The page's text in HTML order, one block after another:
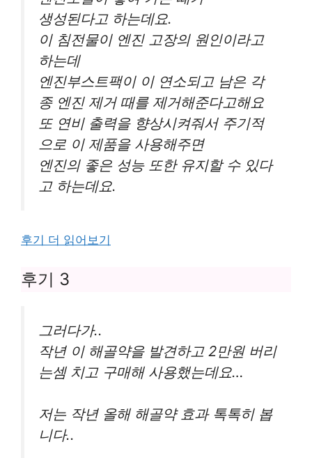
생성된다고 하는데요.
이 침전물이 엔진 고장의 원인이라고
하는데
엔진부스트팩이 이 연소되고 남은 각
종 엔진 제거 때를 제거해준다고해요
또 연비 출력을 향상시켜줘서 주기적
으로 이 제품을 사용해주면
엔진의 좋은 성능 또한 유지할 수 있다
고 하는데요.
후기 더 읽어보기
후기 3
그러다가..
작년 이 해골약을 발견하고 2만원 버리
는셈 치고 구매해 사용했는데요…
저는 작년 올해 해골약 효과 톡톡히 봅
니다..